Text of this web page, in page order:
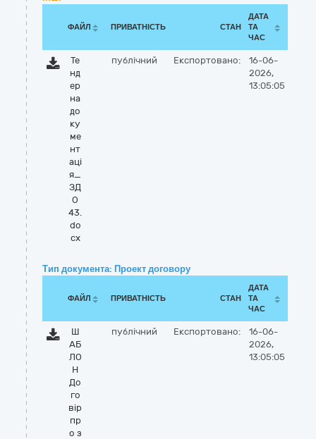
ФАЙЛ ПРИВАТНІСТЬ СТАН
ДАТА
ТА
ЧАС
Те
нд
ер
на
до
ку
ме
нт
аці
я_
ЗД
О
43.
do
cx
публічний Експортовано:
16-06-
2026,
13:05:05
Тип документа: Проект договору
ФАЙЛ ПРИВАТНІСТЬ СТАН
ДАТА
ТА
ЧАС
Ш
АБ
ЛО
Н
До
го
вір
пр
о з
публічний Експортовано:
16-06-
2026,
13:05:05